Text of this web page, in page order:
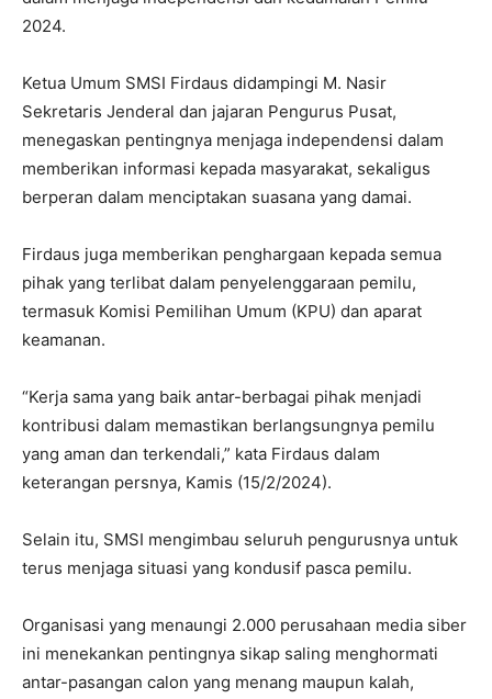
2024.
Ketua Umum SMSI Firdaus didampingi M. Nasir
Sekretaris Jenderal dan jajaran Pengurus Pusat,
menegaskan pentingnya menjaga independensi dalam
memberikan informasi kepada masyarakat, sekaligus
berperan dalam menciptakan suasana yang damai.
Firdaus juga memberikan penghargaan kepada semua
pihak yang terlibat dalam penyelenggaraan pemilu,
termasuk Komisi Pemilihan Umum (KPU) dan aparat
keamanan.
“Kerja sama yang baik antar-berbagai pihak menjadi
kontribusi dalam memastikan berlangsungnya pemilu
yang aman dan terkendali,” kata Firdaus dalam
keterangan persnya, Kamis (15/2/2024).
Selain itu, SMSI mengimbau seluruh pengurusnya untuk
terus menjaga situasi yang kondusif pasca pemilu.
Organisasi yang menaungi 2.000 perusahaan media siber
ini menekankan pentingnya sikap saling menghormati
antar-pasangan calon yang menang maupun kalah,